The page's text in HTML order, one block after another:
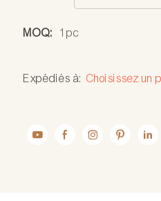
MOQ: 1pc
Expédiés à: Choisissez un